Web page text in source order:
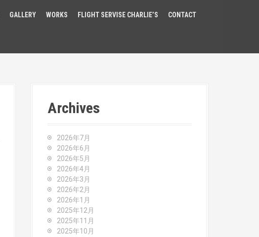
GALLERY WORKS FLIGHT SERVISE CHARLIE’S CONTACT
Archives
2026年7月
2026年6月
2026年5月
2026年4月
2026年3月
2026年2月
2026年1月
2025年12月
2025年11月
2025年10月